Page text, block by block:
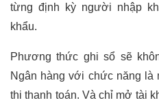
từng định kỳ người nhập
khẩu.
Phương thức ghi sổ sẽ
Ngân hàng với chức năng
thi thanh toán. Và chỉ mở tài